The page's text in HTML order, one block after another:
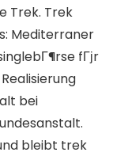
Trek. Trek
Mediterraner
fГјr
bei
bleibt trek